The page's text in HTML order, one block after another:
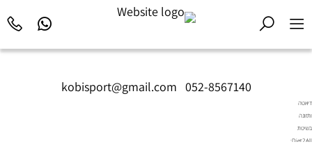
kobisport@gmail.com 052-8567140
דיאטה
ותזונה
בשיטת
Diet2All: